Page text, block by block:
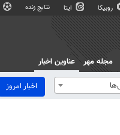
روبیکا ایتا نتایج زنده
مجله مهر
عناوین اخبار
اخبار امروز